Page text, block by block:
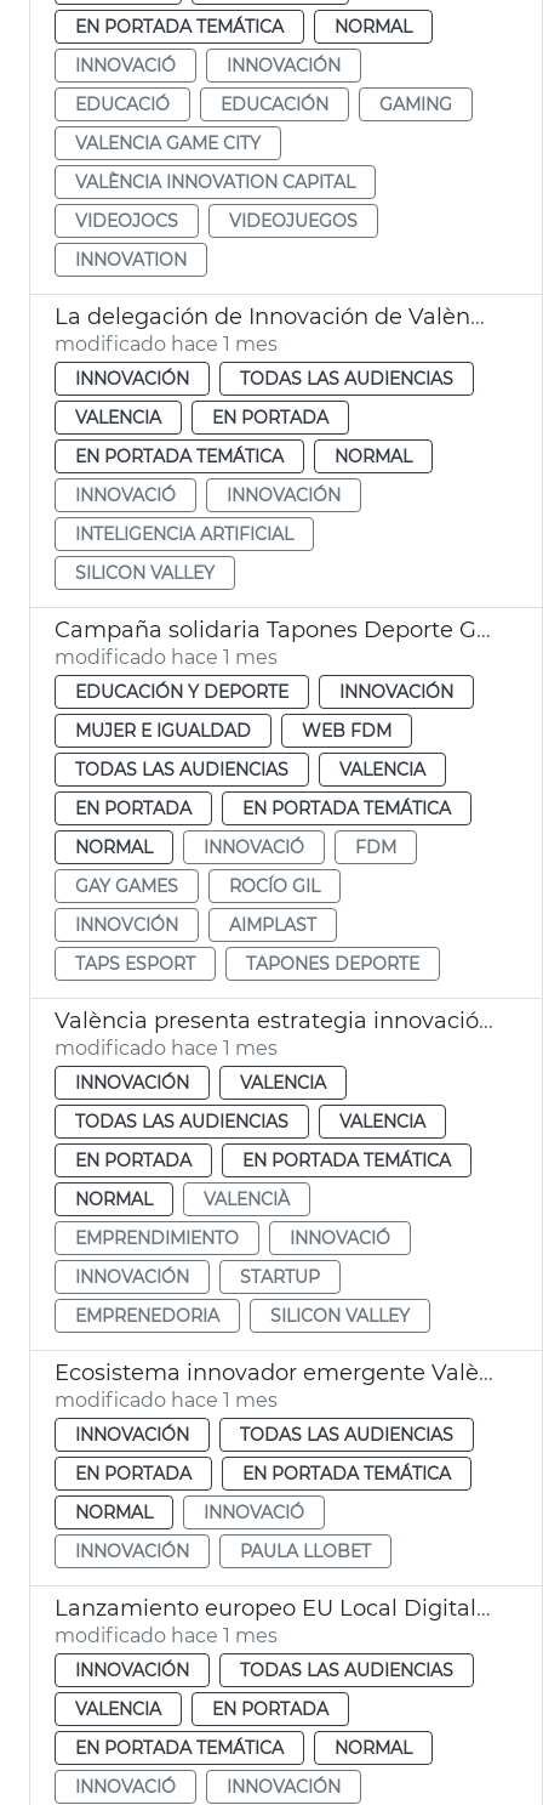
EN PORTADA TEMÁTICA
NORMAL
INNOVACIÓ
INNOVACIÓN
EDUCACIÓ
EDUCACIÓN
GAMING
VALENCIA GAME CITY
VALÈNCIA INNOVATION CAPITAL
VIDEOJOCS
VIDEOJUEGOS
INNOVATION
La delegación de Innovación de València se reúne en Silicon Valley
modificado hace 1 mes
INNOVACIÓN
TODAS LAS AUDIENCIAS
VALENCIA
EN PORTADA
EN PORTADA TEMÁTICA
NORMAL
INNOVACIÓ
INNOVACIÓN
INTELIGENCIA ARTIFICIAL
SILICON VALLEY
Campaña solidaria Tapones Deporte Gay Games
modificado hace 1 mes
EDUCACIÓN Y DEPORTE
INNOVACIÓN
MUJER E IGUALDAD
WEB FDM
TODAS LAS AUDIENCIAS
VALENCIA
EN PORTADA
EN PORTADA TEMÁTICA
NORMAL
INNOVACIÓ
FDM
GAY GAMES
ROCÍO GIL
INNOVCIÓN
AIMPLAST
TAPS ESPORT
TAPONES DEPORTE
València presenta estrategia innovación a Silicon Valley
modificado hace 1 mes
INNOVACIÓN
VALENCIA
TODAS LAS AUDIENCIAS
VALENCIA
EN PORTADA
EN PORTADA TEMÁTICA
NORMAL
VALENCIÀ
EMPRENDIMIENTO
INNOVACIÓ
INNOVACIÓN
STARTUP
EMPRENEDORIA
SILICON VALLEY
Ecosistema innovador emergente València
modificado hace 1 mes
INNOVACIÓN
TODAS LAS AUDIENCIAS
EN PORTADA
EN PORTADA TEMÁTICA
NORMAL
INNOVACIÓ
INNOVACIÓN
PAULA LLOBET
Lanzamiento europeo EU Local Digital Twin Toolbox
modificado hace 1 mes
INNOVACIÓN
TODAS LAS AUDIENCIAS
VALENCIA
EN PORTADA
EN PORTADA TEMÁTICA
NORMAL
INNOVACIÓ
INNOVACIÓN